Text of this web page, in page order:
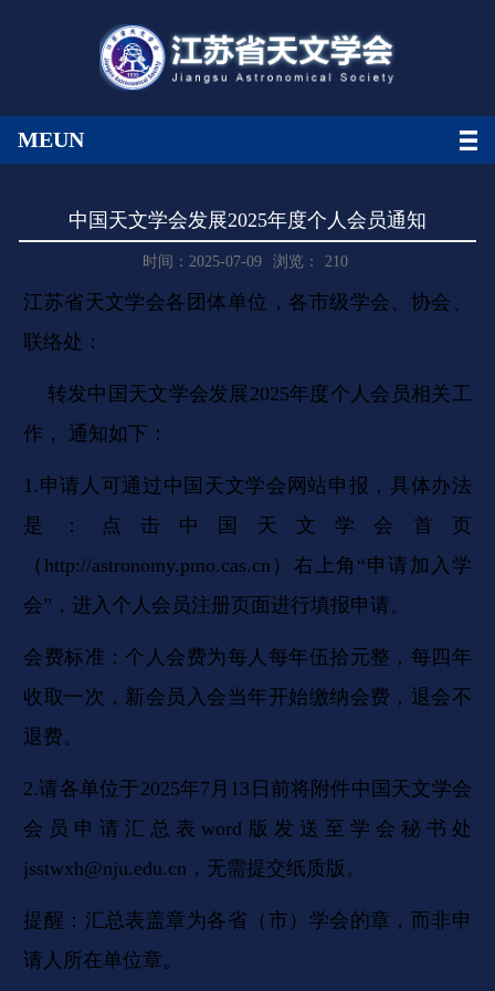
MEUN
中国天文学会发展2025年度个人会员通知
时间：2025-07-09 浏览： 210
江苏省天文学会各团体单位，各市级学会、协会、
联络处：
转发中国天文学会发展2025年度个人会员相关工
作， 通知如下：
1.申请人可通过中国天文学会网站申报，具体办法
是：点击中国天文学会首页
（http://astronomy.pmo.cas.cn ）右上角“申请加入学
会”，进入个人会员注册页面进行填报申请。
会费标准：个人会费为每人每年伍拾元整，每四年
收取一次，新会员入会当年开始缴纳会费，退会不
退费。
2.请各单位于2025年7月13日前将附件中国天文学会
会员申请汇总表word版发送至学会秘书处
jsstwxh@nju.edu.cn ，无需提交纸质版。
提醒：汇总表盖章为各省（市）学会的章，而非申
请人所在单位章。